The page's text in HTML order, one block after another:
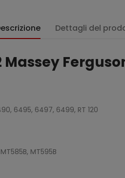
Dettagli del
6495, 6497, 6499, RT 120
MT595B